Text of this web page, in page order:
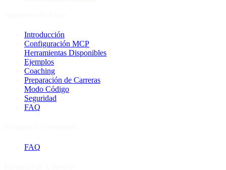
Introducción
Configuración MCP
Herramientas Disponibles
Ejemplos
Coaching
Preparación de Carreras
Modo Código
Seguridad
FAQ
FAQ